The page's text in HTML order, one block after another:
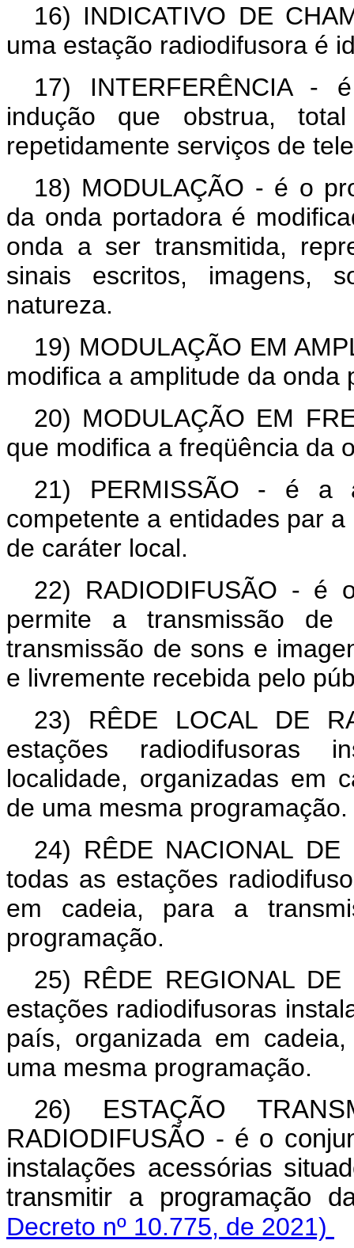
16) INDICATIVO DE
uma estação radiodifusora é
17) INTERFERÊNCIA- é
indução que obstrua,
repetidamente serviços de
18) MODULAÇÃO - é o
da onda portadora é
onda a ser transmitida,
sinais escritos, imagens,
natureza.
19) MODULAÇÃO EM
modifica a amplitude da onda
20) MODULAÇÃO EM
que modifica a freqüência da
21) PERMISSÃO - é a
competente a entidades par
de caráter local.
22) RADIODIFUSÃO - é o
permite a transmissão
transmissão de sons e
e livremente recebida pelo
23) RÊDE LOCAL DE
estações radiodifusoras
localidade, organizadas em
de uma mesma programação.
24) RÊDE NACIONAL DE
todas as estações
em cadeia, para a
programação.
25) RÊDE REGIONAL DE
estações radiodifusoras
país, organizada em
uma mesma programação.
26) ESTAÇÃO
RADIODIFUSÃO - é o
instalações acessórias
transmitir a programação
Decreto nº 10.775, de 2021)